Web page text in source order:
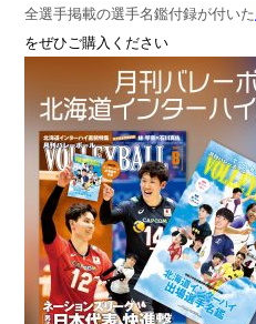
全選手掲載の選手名鑑付録が付いた
をぜひご購入ください